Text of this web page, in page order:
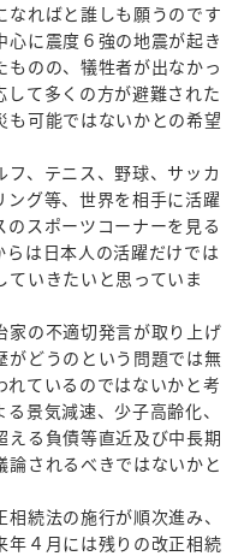
ればと誰しも願うのです
に震度６強の地震が起き
ものの、犠牲者が出なかっ
て多くの方が避難された
も可能ではないかとの希望
、テニス、野球、サッカ
グ等、世界を相手に活躍
スポーツコーナーを見る
は日本人の活躍だけでは
いきたいと思っていま
の不適切発言が取り上げ
がどうのという問題では無
れているのではないかと考
景気減速、少子高齢化、
る負債等直近及び中長期
されるべきではないかと
続法の施行が順次進み、
年４月には残りの改正相続